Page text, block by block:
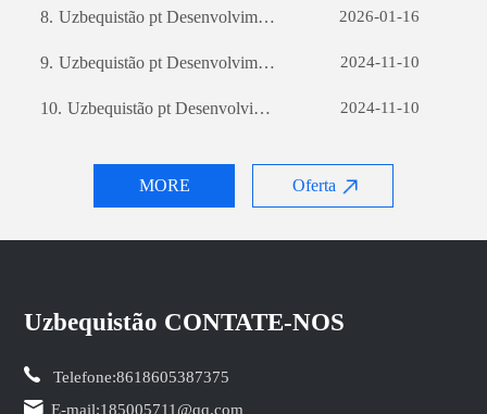
MORE Oferta
8. Uzbequistão pt Desenvolvimento de sites de comércio externo: um guia abrangente 2026-01-16
9. Uzbequistão pt Desenvolvimento de sites de comércio externo: um guia abrangente 2024-11-10
10. Uzbequistão pt Desenvolvimento de sites de comércio externo: um guia abrangente 2024-11-10
Uzbequistão CONTATE-NOS
Telefone:8618605387375
E-mail:185005711@qq.com